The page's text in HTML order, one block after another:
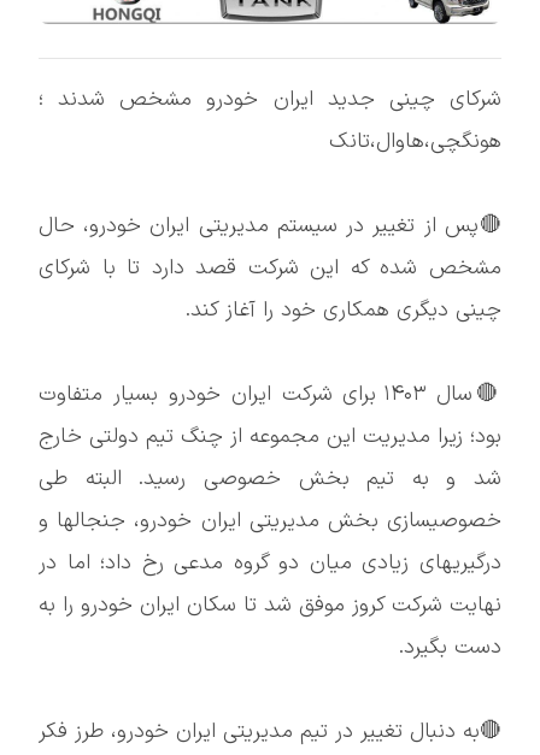
شرکای چینی جدید ایران خودرو مشخص شدند ؛
هونگچی،هاوال،تانک
🔴پس از تغییر در سیستم مدیریتی ایران خودرو، حال
مشخص شده که این شرکت قصد دارد تا با شرکای
چینی دیگری همکاری خود را آغاز کند.
🔴سال ۱۴۰۳ برای شرکت ایران خودرو بسیار متفاوت
بود؛ زیرا مدیریت این مجموعه از چنگ تیم دولتی خارج
شد و به تیم بخش خصوصی رسید. البته طی
خصوصیسازی بخش مدیریتی ایران خودرو، جنجالها و
درگیریهای زیادی میان دو گروه مدعی رخ داد؛ اما در
نهایت شرکت کروز موفق شد تا سکان ایران خودرو را به
دست بگیرد.
🔴به دنبال تغییر در تیم مدیریتی ایران خودرو، طرز فکر